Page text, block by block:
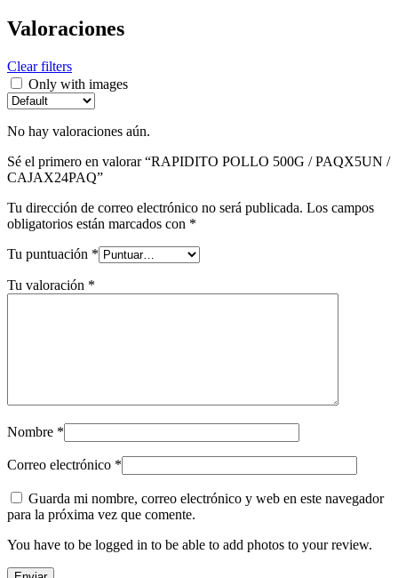
Valoraciones
Clear filters
Only with images
No hay valoraciones aún.
Sé el primero en valorar “RAPIDITO POLLO 500G / PAQX5UN /
CAJAX24PAQ”
Tu dirección de correo electrónico no será publicada. Los campos
obligatorios están marcados con *
Tu puntuación *
Tu valoración *
Nombre *
Correo electrónico *
Guarda mi nombre, correo electrónico y web en este navegador
para la próxima vez que comente.
You have to be logged in to be able to add photos to your review.